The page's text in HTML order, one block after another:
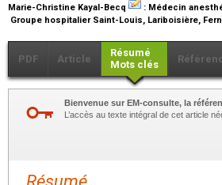
Marie-Christine Kayal-Becq
: Médecin
Groupe hospitalier Saint-Louis, Lariboisière,
PDF Article
Résumé
Mots clés
Bienvenue sur EM-consulte, la
L’accès au texte intégral de cet article